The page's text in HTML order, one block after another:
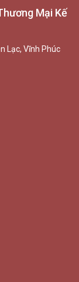
Mại Kế
Lạc, Vĩnh Phúc